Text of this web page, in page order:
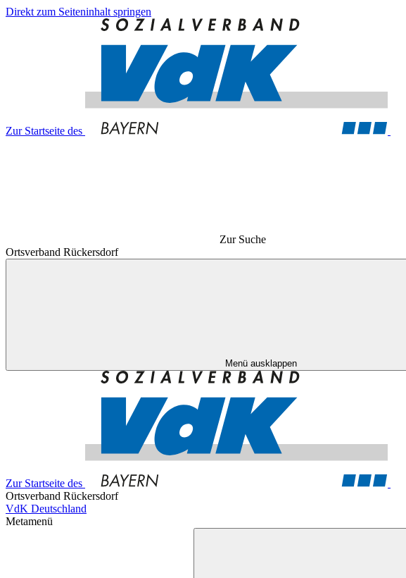
Direkt zum Seiteninhalt springen
Zur Startseite des
Zur Suche
Ortsverband Rückersdorf
Menü ausklappen
Zur Startseite des
Ortsverband Rückersdorf
VdK Deutschland
Metamenü